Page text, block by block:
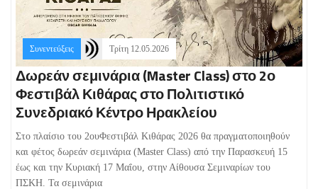
Συνεντεύξεις Τρίτη 12.05.2026
Δωρεάν σεμινάρια (Master Class) στο 2ο
Φεστιβάλ Κιθάρας στο Πολιτιστικό
Συνεδριακό Κέντρο Ηρακλείου
Στο πλαίσιο του 2ουΦεστιβάλ Κιθάρας 2026 θα πραγματοποιηθούν
και φέτος δωρεάν σεμινάρια (Master Class) από την Παρασκευή 15
έως και την Κυριακή 17 Μαΐου, στην Αίθουσα Σεμιναρίων του
ΠΣΚΗ. Τα σεμινάρια